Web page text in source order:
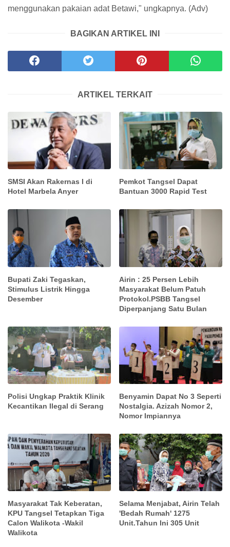
menggunakan pakaian adat Betawi," ungkapnya. (Adv)
BAGIKAN ARTIKEL INI
ARTIKEL TERKAIT
SMSI Akan Rakernas I di
Hotel Marbela Anyer
Pemkot Tangsel Dapat
Bantuan 3000 Rapid Test
Bupati Zaki Tegaskan,
Stimulus Listrik Hingga
Desember
Airin : 25 Persen Lebih
Masyarakat Belum Patuh
Protokol.PSBB Tangsel
Diperpanjang Satu Bulan
Polisi Ungkap Praktik Klinik
Kecantikan Ilegal di Serang
Benyamin Dapat No 3 Seperti
Nostalgia. Azizah Nomor 2,
Nomor Impiannya
Masyarakat Tak Keberatan,
KPU Tangsel Tetapkan Tiga
Calon Walikota -Wakil
Walikota
Selama Menjabat, Airin Telah
'Bedah Rumah' 1275
Unit.Tahun Ini 305 Unit